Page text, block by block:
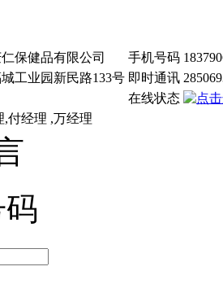
保健品有限公司 手机号码
工业园新民路133号 即时通讯
在线状态
,付经理 ,万经理